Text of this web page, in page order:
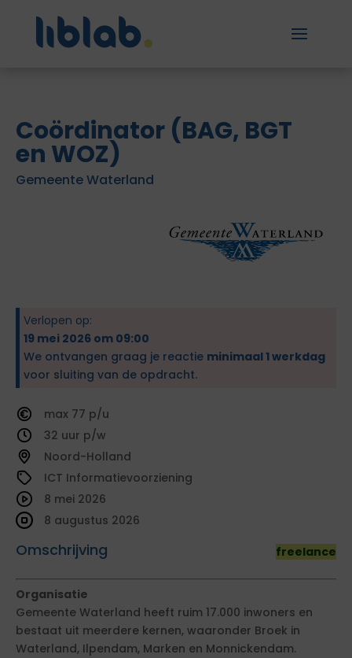
Coördinator (BAG, BGT
en WOZ)
Gemeente Waterland
Verlopen op:
19 mei 2026 om 09:00
We ontvangen graag je reactie minimaal 1 werkdag
voor sluiting van de opdracht.
77
32
Noord-Holland
ICT Informatievoorziening
Omschrijving freelance
8 mei 2026
8 augustus 2026
Organisatie
Gemeente Waterland heeft ruim 17.000 inwoners en
bestaat uit meerdere kernen, waaronder Broek in
Waterland, Ilpendam, Marken en Monnickendam.